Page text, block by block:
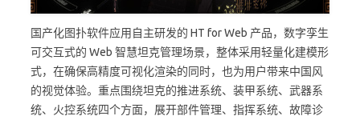
国产化图扑软件应用自主研发的 HT for Web 产品，数字孪生
可交互式的 Web 智慧坦克管理场景，整体采用轻量化建模形
式，在确保高精度可视化渲染的同时，也为用户带来中国风
的视觉体验。重点围绕坦克的推进系统、装甲系统、武器系
统、火控系统四个方面，展开部件管理、指挥系统、故障诊